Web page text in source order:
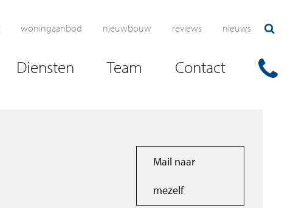
woningaanbod nieuwbouw reviews nieuws
Diensten Team Contact
Mail naar
mezelf